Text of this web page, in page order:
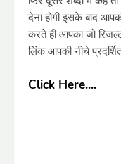
देना होगी इसके बाद
करते ही आपका जो
लिंक आपकी नीचे
Click Here....